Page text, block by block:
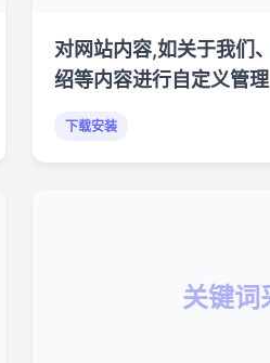
对网站内容,如关于我们
绍等内容进行自定义管理
下载安装
关键词